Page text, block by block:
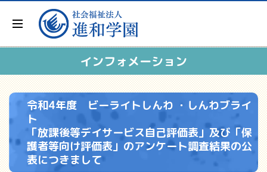
インフォメーション
令和4年度 ビーライトしんわ ・しんわブライ
ト
「放課後等デイサービス自己評価表」及び「保
護者等向け評価表」のアンケート調査結果の公
表につきまして